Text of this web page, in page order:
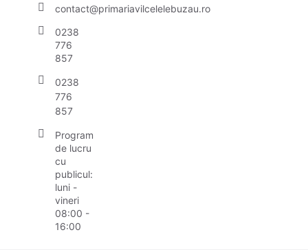
contact@primariavilcelelebuzau.ro
0238
776
857
0238
776
857
Program
de lucru
cu
publicul:
luni -
vineri
08:00 -
16:00